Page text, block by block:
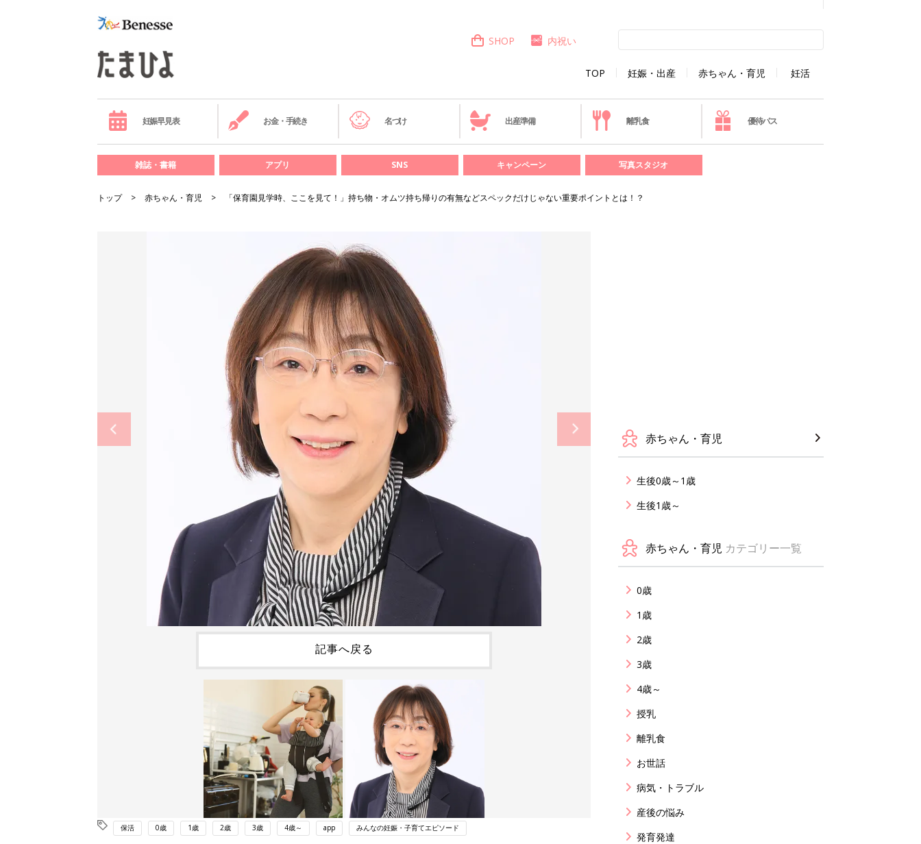
TOP 妊娠・出産 赤ちゃん・育児 妊活
SHOP 内祝い
妊娠早見表 お金・手続き 名づけ 出産準備 離乳食 優待パス
雑誌・書籍 アプリ SNS キャンペーン 写真スタジオ
トップ 赤ちゃん・育児 「保育園見学時、ここを見て！」持ち物・オムツ持ち帰りの有無などスペックだけじゃない重要ポイントとは！？
記事へ戻る
保活 0歳 1歳 2歳 3歳 4歳～ app みんなの妊娠・子育てエピソード
赤ちゃん・育児
生後0歳～1歳
生後1歳～
赤ちゃん・育児 カテゴリー一覧
0歳
1歳
2歳
3歳
4歳～
授乳
離乳食
お世話
病気・トラブル
産後の悩み
発育発達